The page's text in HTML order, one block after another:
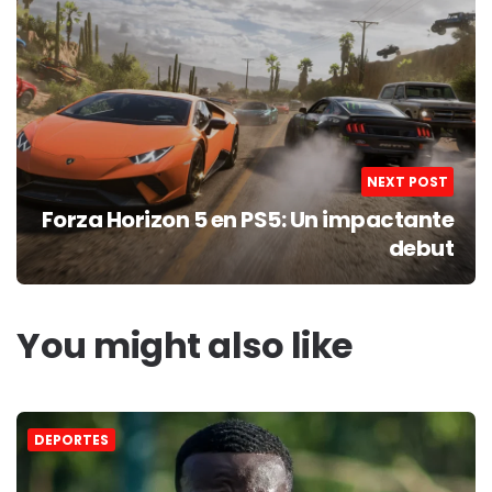
NEXT POST
Forza Horizon 5 en PS5: Un impactante
debut
You might also like
DEPORTES